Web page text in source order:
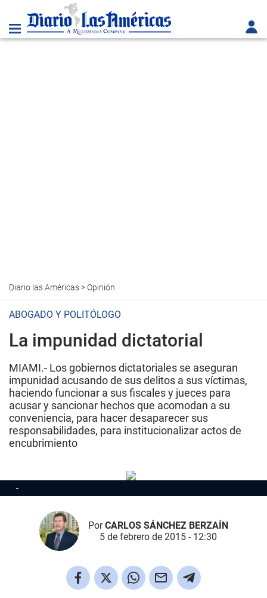
Diario las Américas>Opinión
ABOGADO Y POLITÓLOGO
La impunidad dictatorial
MIAMI.- Los gobiernos dictatoriales se aseguran
impunidad acusando de sus delitos a sus víctimas,
haciendo funcionar a sus fiscales y jueces para
acusar y sancionar hechos que acomodan a su
conveniencia, para hacer desaparecer sus
responsabilidades, para institucionalizar actos de
encubrimiento
PorCARLOS SÁNCHEZ BERZAÍN
5 de febrero de 2015 - 12:30